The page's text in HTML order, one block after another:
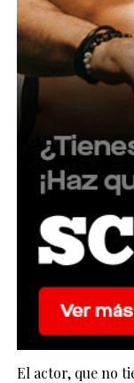
El actor, que no